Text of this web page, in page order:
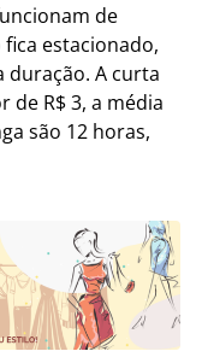
de
estacionado,
duração. A curta
de R$ 3, a média
são 12 horas,